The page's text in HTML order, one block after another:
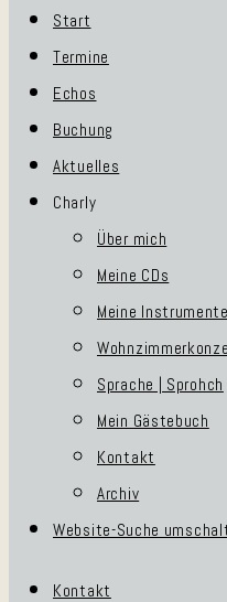
Start
Termine
Echos
Buchung
Aktuelles
Charly
Über mich
Meine CDs
Meine Instrumente
Sprache | Sprohch
Mein Gästebuch
Kontakt
Archiv
Website-Suche
Kontakt